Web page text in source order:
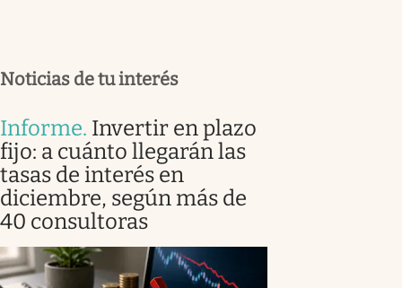
Noticias de tu interés
Informe. Invertir en plazo
fijo: a cuánto llegarán las
tasas de interés en
diciembre, según más de
40 consultoras